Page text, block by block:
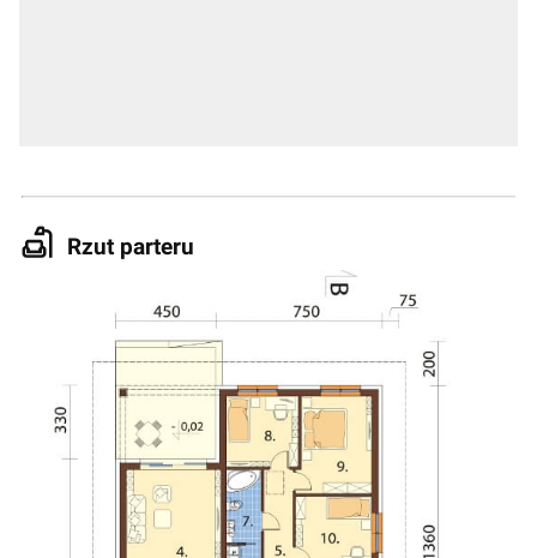
Rzut parteru